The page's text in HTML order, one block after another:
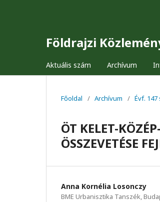
Földrajzi
Aktuális szám Archívum
Főoldal / Archívum / Évf. 147
ÖT KELET-
ÖSSZEVETÉSE
Anna Kornélia Losonczy
BME Urbanisztika Tanszék,